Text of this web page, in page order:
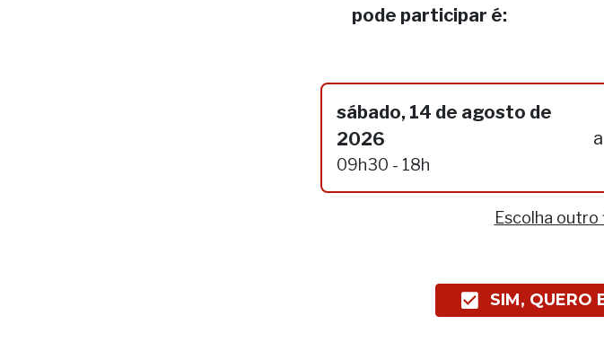
pode participar é:
sábado, 14 de agosto de
2026
09h30 - 18h
a
Escolha outro
SIM, QUERO